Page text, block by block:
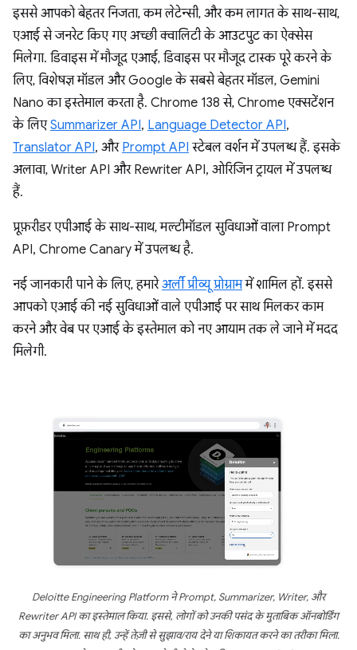
इससे आपको बेहतर निजता, कम लेटेन्सी, और कम लागत के साथ-साथ,
एआई से जनरेट किए गए अच्छी क्वालिटी के आउटपुट का ऐक्सेस
मिलेगा. डिवाइस में मौजूद एआई, डिवाइस पर मौजूद टास्क पूरे करने के
लिए, विशेषज्ञ मॉडल और Google के सबसे बेहतर मॉडल, Gemini
Nano का इस्तेमाल करता है. Chrome 138 से, Chrome एक्सटेंशन
के लिएSummarizer API, Language Detector API,
Translator API, और Prompt API स्टेबल वर्शन में उपलब्ध हैं. इसके
अलावा, Writer API और Rewriter API, ओरिजिन ट्रायल में उपलब्ध
हैं.
प्रूफ़रीडर एपीआई के साथ-साथ, मल्टीमॉडल सुविधाओं वाला Prompt
API, Chrome Canary में उपलब्ध है.
नई जानकारी पाने के लिए, हमारेअर्ली प्रीव्यू प्रोग्राममें शामिल हों. इससे
आपको एआई की नई सुविधाओं वाले एपीआई पर साथ मिलकर काम
करने और वेब पर एआई के इस्तेमाल को नए आयाम तक ले जाने में मदद
मिलेगी.
Deloitte Engineering Platform ने Prompt, Summarizer, Writer, और
Rewriter API का इस्तेमाल किया. इससे, लोगों को उनकी पसंद के मुताबिक ऑनबोर्डिंग
का अनुभव मिला. साथ ही, उन्हें तेज़ी से सुझाव/राय देने या शिकायत करने का तरीका मिला.